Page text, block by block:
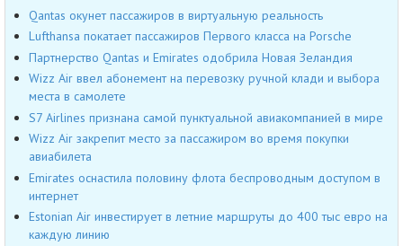
Qantas окунет пассажиров в виртуальную реальность
Lufthansa покатает пассажиров Первого класса на Porsche
Партнерство Qantas и Emirates одобрила Новая Зеландия
Wizz Air ввел абонемент на перевозку ручной клади и выбора
места в самолете
S7 Airlines признана самой пунктуальной авиакомпанией в мире
Wizz Air закрепит место за пассажиром во время покупки
авиабилета
Emirates оснастила половину флота беспроводным доступом в
интернет
Estonian Air инвестирует в летние маршруты до 400 тыс евро на
каждую линию